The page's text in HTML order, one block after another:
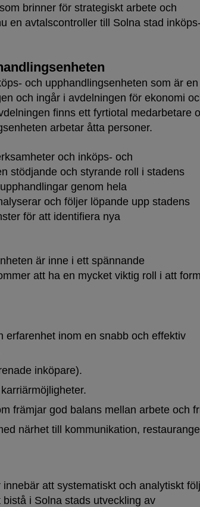
brinner för strategiskt arbete och
en avtalscontroller till Solna stad
och upphandlingsenheten som är en
och ingår i avdelningen för ekonomi
finns ett fyrtiotal medarbetare
arbetar åtta personer.
och inköps- och
stödjande och styrande roll i stadens
genom hela
och följer löpande upp stadens
för att identifiera nya
är inne i ett spännande
att ha en mycket viktig roll i att
erfarenhet inom en snabb och effektiv
inköpare).
främjar god balans mellan arbete och
närhet till kommunikation,
att systematiskt och analytiskt
i Solna stads utveckling av